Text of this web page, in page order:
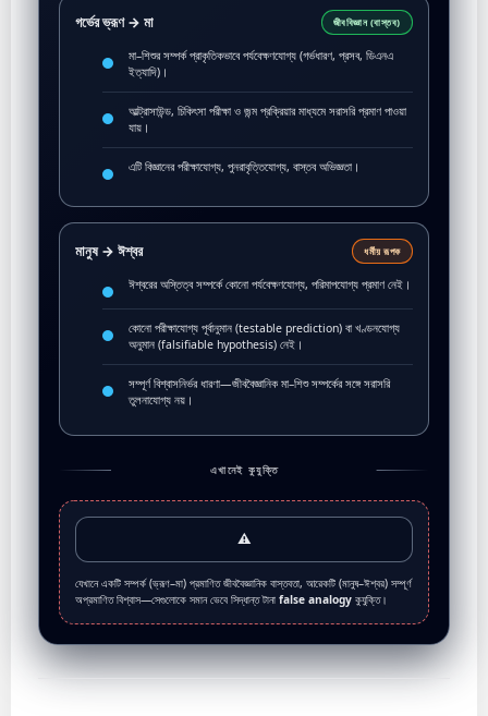
গর্ভের ভ্রূণ → মা জীববিজ্ঞান (বাস্তব)
মা–শিশুর সম্পর্ক প্রাকৃতিকভাবে পর্যবেক্ষণযোগ্য (গর্ভধারণ, প্রসব, ডিএনএ
ইত্যাদি)।
আল্ট্রাসাউন্ড, চিকিৎসা পরীক্ষা ও জন্ম প্রক্রিয়ার মাধ্যমে সরাসরি প্রমাণ পাওয়া
যায়।
এটি বিজ্ঞানের পরীক্ষাযোগ্য, পুনরাবৃত্তিযোগ্য, বাস্তব অভিজ্ঞতা।
মানুষ → ঈশ্বর ধর্মীয় রূপক
ঈশ্বরের অস্তিত্ব সম্পর্কে কোনো পর্যবেক্ষণযোগ্য, পরিমাপযোগ্য প্রমাণ নেই।
কোনো পরীক্ষাযোগ্য পূর্বানুমান (testable prediction) বা খণ্ডনযোগ্য
অনুমান (falsifiable hypothesis) নেই।
সম্পূর্ণ বিশ্বাসনির্ভর ধারণা—জীববৈজ্ঞানিক মা–শিশু সম্পর্কের সঙ্গে সরাসরি
তুলনাযোগ্য নয়।
এখানেই কুযুক্তি
⚠
যেখানে একটি সম্পর্ক (ভ্রূণ–মা) প্রমাণিত জীববৈজ্ঞানিক বাস্তবতা, আরেকটি (মানুষ–ঈশ্বর) সম্পূর্ণ
অপ্রমাণিত বিশ্বাস—সেগুলোকে সমান ভেবে সিদ্ধান্ত টানা false analogy কুযুক্তি।